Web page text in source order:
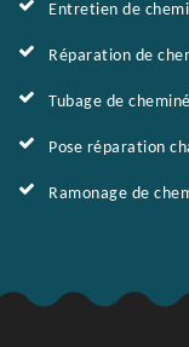
Entretien de
Réparation de
Tubage de
Pose réparation
Ramonage de